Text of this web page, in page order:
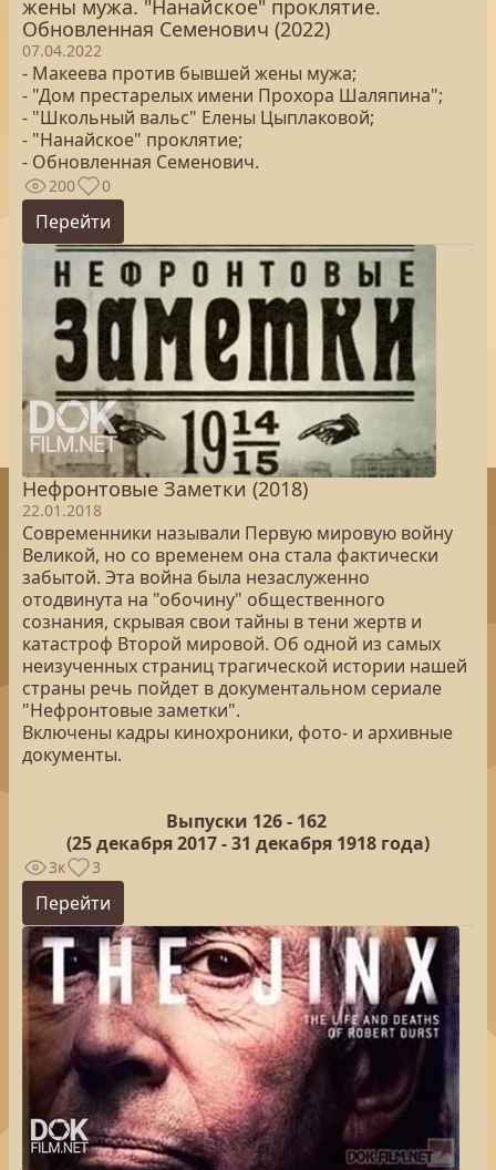
жены мужа. "Нанайское" проклятие.
Обновленная Семенович (2022)
07.04.2022
- Макеева против бывшей жены мужа;
- "Дом престарелых имени Прохора Шаляпина";
- "Школьный вальс" Елены Цыплаковой;
- "Нанайское" проклятие;
- Обновленная Семенович.
200 0
Перейти
Нефронтовые Заметки (2018)
22.01.2018
Современники называли Первую мировую войну
Великой, но со временем она стала фактически
забытой. Эта война была незаслуженно
отодвинута на "обочину" общественного
сознания, скрывая свои тайны в тени жертв и
катастроф Второй мировой. Об одной из самых
неизученных страниц трагической истории нашей
страны речь пойдет в документальном сериале
"Нефронтовые заметки".
Включены кадры кинохроники, фото- и архивные
документы.
Выпуски 126 - 162
(25декабря 2017 - 31 декабря 1918 года)
3к 3
Перейти